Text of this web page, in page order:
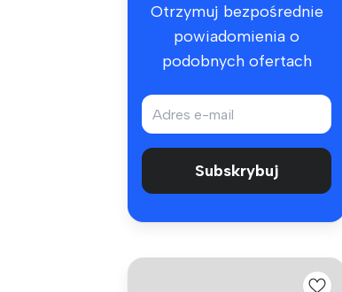
Otrzymuj bezpośrednie
powiadomienia o
podobnych ofertach
Subskrybuj